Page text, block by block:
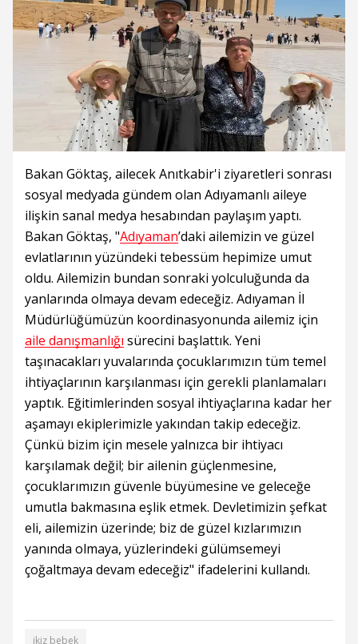
Bakan Göktaş, ailecek Anıtkabir'i ziyaretleri sonrası
sosyal medyada gündem olan Adıyamanlı aileye
ilişkin sanal medya hesabından paylaşım yaptı.
Bakan Göktaş, "Adıyaman’daki ailemizin ve güzel
evlatlarının yüzündeki tebessüm hepimize umut
oldu. Ailemizin bundan sonraki yolculuğunda da
yanlarında olmaya devam edeceğiz. Adıyaman İl
Müdürlüğümüzün koordinasyonunda ailemiz için
aile danışmanlığı sürecini başlattık. Yeni
taşınacakları yuvalarında çocuklarımızın tüm temel
ihtiyaçlarının karşılanması için gerekli planlamaları
yaptık. Eğitimlerinden sosyal ihtiyaçlarına kadar her
aşamayı ekiplerimizle yakından takip edeceğiz.
Çünkü bizim için mesele yalnızca bir ihtiyacı
karşılamak değil; bir ailenin güçlenmesine,
çocuklarımızın güvenle büyümesine ve geleceğe
umutla bakmasına eşlik etmek. Devletimizin şefkat
eli, ailemizin üzerinde; biz de güzel kızlarımızın
yanında olmaya, yüzlerindeki gülümsemeyi
çoğaltmaya devam edeceğiz" ifadelerini kullandı.
ikiz bebek